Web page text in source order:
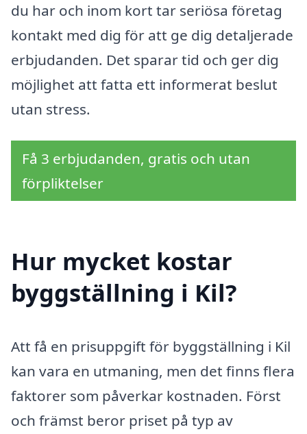
du har och inom kort tar seriösa företag
kontakt med dig för att ge dig detaljerade
erbjudanden. Det sparar tid och ger dig
möjlighet att fatta ett informerat beslut
utan stress.
Få 3 erbjudanden, gratis och utan
förpliktelser
Hur mycket kostar
byggställning i Kil?
Att få en prisuppgift för byggställning i Kil
kan vara en utmaning, men det finns flera
faktorer som påverkar kostnaden. Först
och främst beror priset på typ av